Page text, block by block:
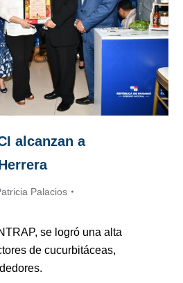
alcanzan a
Palacios
se logró una alta
de cucurbitáceas,